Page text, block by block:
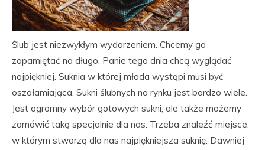
Ślub jest niezwykłym wydarzeniem. Chcemy go
zapamiętać na długo. Panie tego dnia chcą wyglądać
najpiękniej. Suknia w której młoda wystąpi musi być
oszałamiająca. Sukni ślubnych na rynku jest bardzo wiele.
Jest ogromny wybór gotowych sukni, ale także możemy
zamówić taką specjalnie dla nas. Trzeba znaleźć miejsce,
w którym stworzą dla nas najpiękniejsza suknię. Dawniej